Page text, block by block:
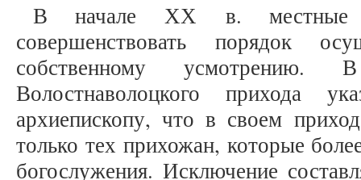
В начале ХХ в. местные
совершенствовать порядок
собственному
Волостнаволоцкого прихода
архиепископу, что в своем
только тех прихожан, которые
богослужения. Исключение